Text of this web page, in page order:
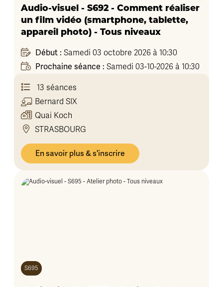
Audio-visuel - S692 - Comment réaliser
un film vidéo (smartphone, tablette,
appareil photo) - Tous niveaux
Début : Samedi 03 octobre 2026 à 10:30
Prochaine séance : Samedi 03-10-2026 à 10:30
13 séances
Bernard SIX
Quai Koch
STRASBOURG
En savoir plus & s'inscrire
S695